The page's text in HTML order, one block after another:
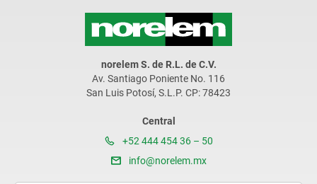
norelem S. de R.L. de C.V.
Av. Santiago Poniente No. 116
San Luis Potosí, S.L.P. CP: 78423
Central
+52 444 454 36 – 50
info@norelem.mx